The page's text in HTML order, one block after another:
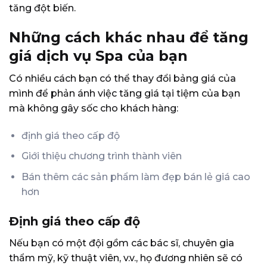
tăng đột biến.
Những cách khác nhau để tăng
giá dịch vụ Spa của bạn
Có nhiều cách bạn có thể thay đổi bảng giá của
mình để phản ánh việc tăng giá tại tiệm của bạn
mà không gây sốc cho khách hàng:
định giá theo cấp độ
Giới thiệu chương trình thành viên
Bán thêm các sản phẩm làm đẹp bán lẻ giá cao
hơn
Định giá theo cấp độ
Nếu bạn có một đội gồm các bác sĩ, chuyên gia
thẩm mỹ, kỹ thuật viên, v.v., họ đương nhiên sẽ có